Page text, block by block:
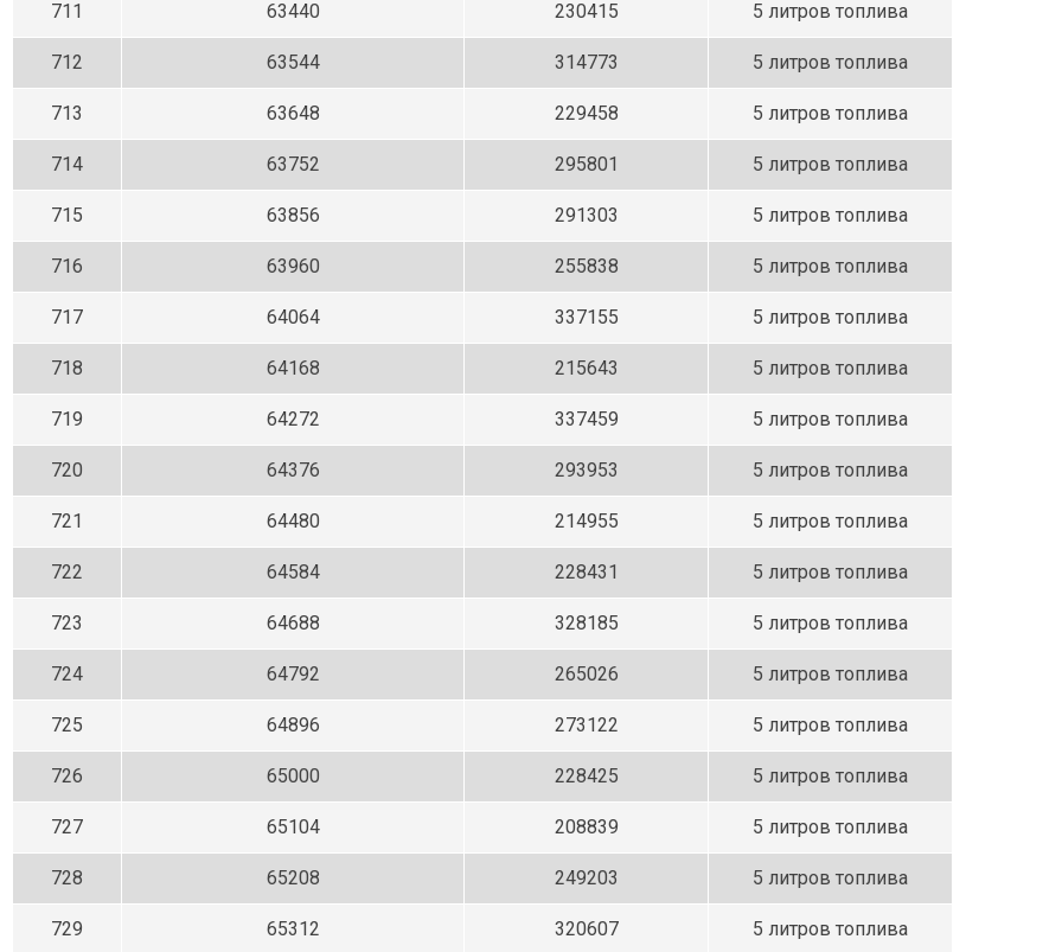
711 63440 230415 5 литров топлива
712 63544 314773 5 литров топлива
713 63648 229458 5 литров топлива
714 63752 295801 5 литров топлива
715 63856 291303 5 литров топлива
716 63960 255838 5 литров топлива
717 64064 337155 5 литров топлива
718 64168 215643 5 литров топлива
719 64272 337459 5 литров топлива
720 64376 293953 5 литров топлива
721 64480 214955 5 литров топлива
722 64584 228431 5 литров топлива
723 64688 328185 5 литров топлива
724 64792 265026 5 литров топлива
725 64896 273122 5 литров топлива
726 65000 228425 5 литров топлива
727 65104 208839 5 литров топлива
728 65208 249203 5 литров топлива
729 65312 320607 5 литров топлива